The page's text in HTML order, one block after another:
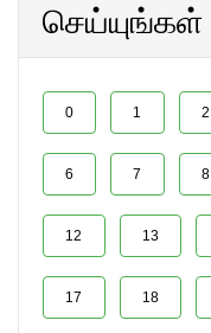
செய்யுங்கள்
0 1 2
6 7 8
12 13
17 18